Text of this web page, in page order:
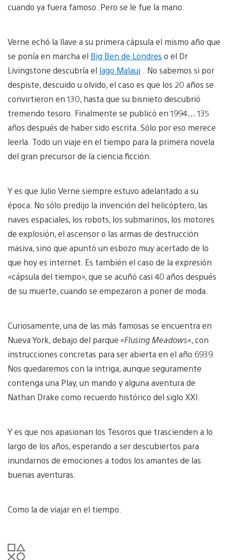
cuando ya fuera famoso. Pero se le fue la mano.
Verne echó la llave a su primera cápsula el mismo año que
se ponía en marcha el Big Ben de Londres o el Dr
Livingstone descubría el lago Malaui . No sabemos si por
despiste, descuido u olvido, el caso es que los 20 años se
convirtieron en 130, hasta que su bisnieto descubrió
tremendo tesoro. Finalmente se publicó en 1994… 135
años después de haber sido escrita. Sólo por eso merece
leerla. Todo un viaje en el tiempo para la primera novela
del gran precursor de la ciencia ficción.
Y es que Julio Verne siempre estuvo adelantado a su
época. No sólo predijo la invención del helicóptero, las
naves espaciales, los robots, los submarinos, los motores
de explosión, el ascensor o las armas de destrucción
masiva, sino que apuntó un esbozo muy acertado de lo
que hoy es internet. Es también el caso de la expresión
«cápsula del tiempo», que se acuñó casi 40 años después
de su muerte, cuando se empezaron a poner de moda.
Curiosamente, una de las más famosas se encuentra en
Nueva York, debajo del parque «Flusing Meadows«, con
instrucciones concretas para ser abierta en el año 6939.
Nos quedaremos con la intriga, aunque seguramente
contenga una Play, un mando y alguna aventura de
Nathan Drake como recuerdo histórico del siglo XXI.
Y es que nos apasionan los Tesoros que trascienden a lo
largo de los años, esperando a ser descubiertos para
inundarnos de emociones a todos los amantes de las
buenas aventuras.
Como la de viajar en el tiempo.